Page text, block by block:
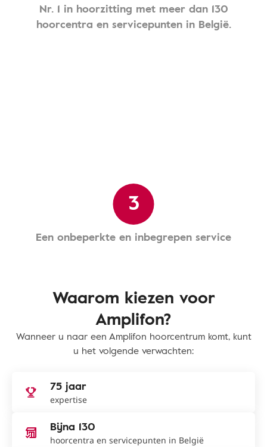
Nr. 1 in hoorzitting met meer dan 130
hoorcentra en servicepunten in België.
3
Een onbeperkte en inbegrepen service
Waarom kiezen voor
Amplifon?
Wanneer u naar een Amplifon hoorcentrum komt, kunt
u het volgende verwachten:
75 jaar
expertise
Bijna 130
hoorcentra en servicepunten in België